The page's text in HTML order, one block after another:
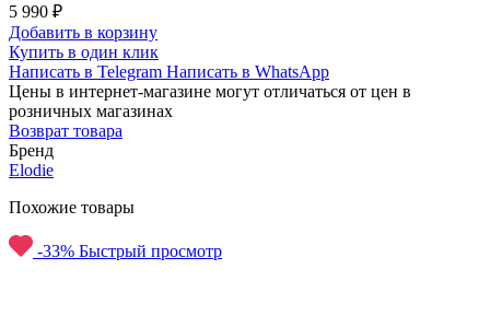
5 990 ₽
Добавить в корзину
Купить в один клик
Написать в Telegram Написать в WhatsApp
Цены в интернет-магазине могут отличаться от цен в
розничных магазинах
Возврат товара
Бренд
Elodie
Похожие товары
-33% Быстрый просмотр